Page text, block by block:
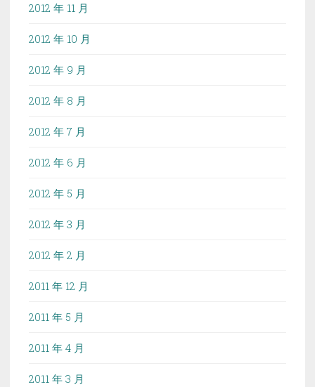
2012 年 11 月
2012 年 10 月
2012 年 9 月
2012 年 8 月
2012 年 7 月
2012 年 6 月
2012 年 5 月
2012 年 3 月
2012 年 2 月
2011 年 12 月
2011 年 5 月
2011 年 4 月
2011 年 3 月